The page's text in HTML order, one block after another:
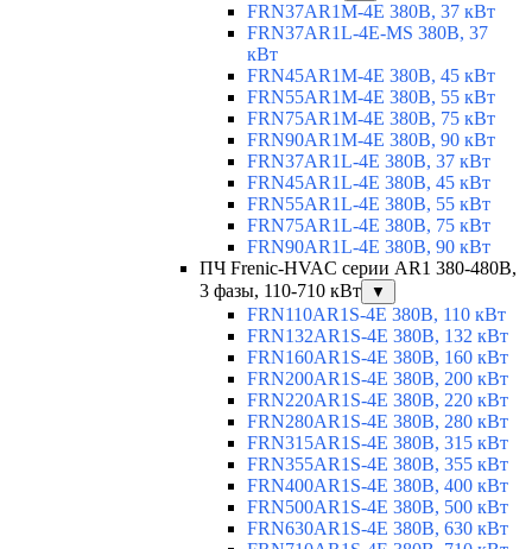
FRN37AR1M-4E 380В, 37 кВт
FRN37AR1L-4E-MS 380В, 37
кВт
FRN45AR1M-4E 380В, 45 кВт
FRN55AR1M-4E 380В, 55 кВт
FRN75AR1M-4E 380В, 75 кВт
FRN90AR1M-4E 380В, 90 кВт
FRN37AR1L-4E 380В, 37 кВт
FRN45AR1L-4E 380В, 45 кВт
FRN55AR1L-4E 380В, 55 кВт
FRN75AR1L-4E 380В, 75 кВт
FRN90AR1L-4E 380В, 90 кВт
ПЧ Frenic-HVAC серии AR1 380-480В,
3 фазы, 110-710 кВт
▼
FRN110AR1S-4E 380В, 110 кВт
FRN132AR1S-4E 380В, 132 кВт
FRN160AR1S-4E 380В, 160 кВт
FRN200AR1S-4E 380В, 200 кВт
FRN220AR1S-4E 380В, 220 кВт
FRN280AR1S-4E 380В, 280 кВт
FRN315AR1S-4E 380В, 315 кВт
FRN355AR1S-4E 380В, 355 кВт
FRN400AR1S-4E 380В, 400 кВт
FRN500AR1S-4E 380В, 500 кВт
FRN630AR1S-4E 380В, 630 кВт